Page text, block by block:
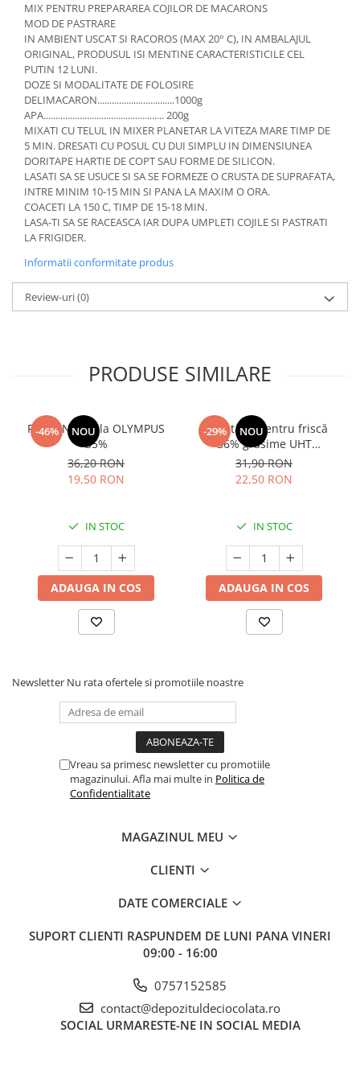
MIX PENTRU PREPARAREA COJILOR DE MACARONS
MOD DE PASTRARE
IN AMBIENT USCAT SI RACOROS (MAX 20° C), IN AMBALAJUL
ORIGINAL, PRODUSUL ISI MENTINE CARACTERISTICILE CEL
PUTIN 12 LUNI.
DOZE SI MODALITATE DE FOLOSIRE
DELIMACARON................................1000g
APA.................................................. 200g
MIXATI CU TELUL IN MIXER PLANETAR LA VITEZA MARE TIMP DE
5 MIN. DRESATI CU POSUL CU DUI SIMPLU IN DIMENSIUNEA
DORITAPE HARTIE DE COPT SAU FORME DE SILICON.
LASATI SA SE USUCE SI SA SE FORMEZE O CRUSTA DE SUPRAFATA,
INTRE MINIM 10-15 MIN SI PANA LA MAXIM O ORA.
COACETI LA 150 C, TIMP DE 15-18 MIN.
LASA-TI SA SE RACEASCA IAR DUPA UMPLETI COJILE SI PASTRATI
LA FRIGIDER.
Informatii conformitate produs
Review-uri(0)
PRODUSE SIMILARE
-46% NOU
Frisca Naturala OLYMPUS
35%
36,20 RON
19,50 RON
IN STOC
ADAUGA IN COS
-29% NOU
Smântână pentru friscă
36% grăsime UHT
MLEKOVITA
31,90 RON
22,50 RON
IN STOC
ADAUGA IN COS
Newsletter Nu rata ofertele si promotiile noastre
Vreau sa primesc newsletter cu promotiile
magazinului. Afla mai multe in Politica de
Confidentialitate
MAGAZINUL MEU
CLIENTI
DATE COMERCIALE
SUPORT CLIENTI RASPUNDEM DE LUNI PANA VINERI
09:00 - 16:00
0757152585
contact@depozituldeciocolata.ro
SOCIAL URMARESTE-NE IN SOCIAL MEDIA